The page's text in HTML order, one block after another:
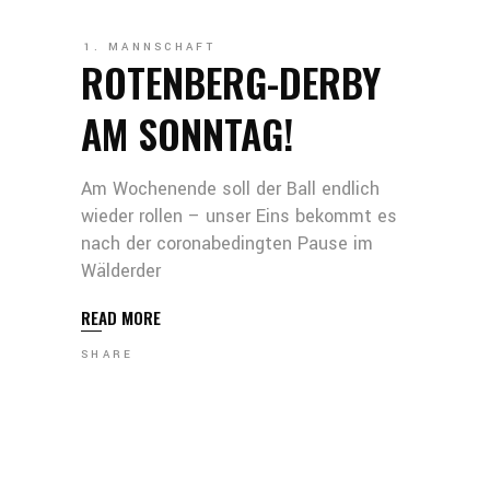
1. MANNSCHAFT
ROTENBERG-DERBY
AM SONNTAG!
Am Wochenende soll der Ball endlich
wieder rollen – unser Eins bekommt es
nach der coronabedingten Pause im
Wälderder
READ MORE
SHARE